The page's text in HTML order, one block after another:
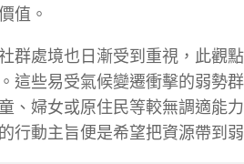
值。
群處境也日漸受到重視，此觀點
。這些易受氣候變遷衝擊的弱勢
、婦女或原住民等較無調適能
行動主旨便是希望把資源帶到